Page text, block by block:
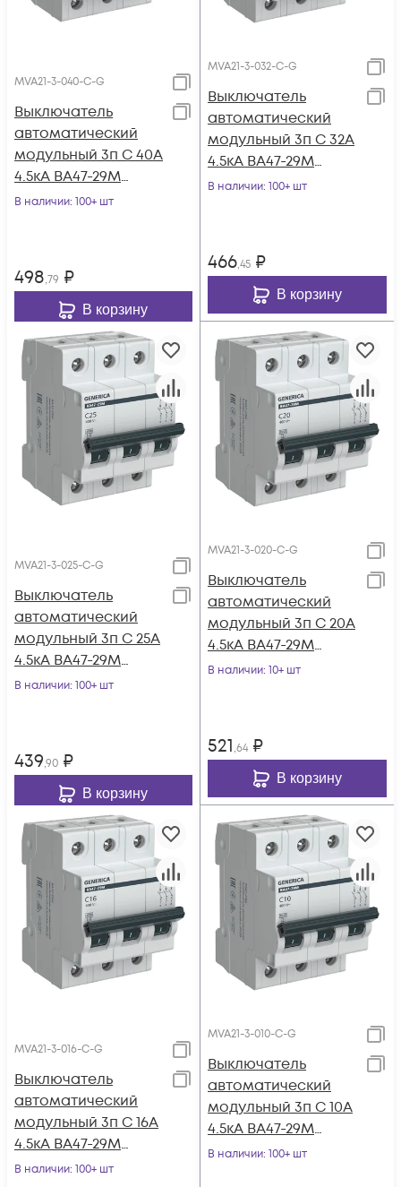
MVA21-3-040-C-G
Выключатель
автоматический
модульный 3п C 40А
4.5кА ВА47-29М
GENERICA MVA21-3-
В наличии: 100+ шт
498,79 ₽
В корзину
MVA21-3-032-C-G
Выключатель
автоматический
модульный 3п C 32А
4.5кА ВА47-29М
GENERICA MVA21-3-
В наличии: 100+ шт
466,45 ₽
В корзину
MVA21-3-025-C-G
Выключатель
автоматический
модульный 3п C 25А
4.5кА ВА47-29М
GENERICA MVA21-3-
В наличии: 100+ шт
439,90 ₽
В корзину
MVA21-3-020-C-G
Выключатель
автоматический
модульный 3п C 20А
4.5кА ВА47-29М
GENERICA MVA21-3-
В наличии: 10+ шт
521,64 ₽
В корзину
MVA21-3-016-C-G
Выключатель
автоматический
модульный 3п C 16А
4.5кА ВА47-29М
GENERICA MVA21-3-
В наличии: 100+ шт
MVA21-3-010-C-G
Выключатель
автоматический
модульный 3п C 10А
4.5кА ВА47-29М
GENERICA MVA21-3-
В наличии: 100+ шт